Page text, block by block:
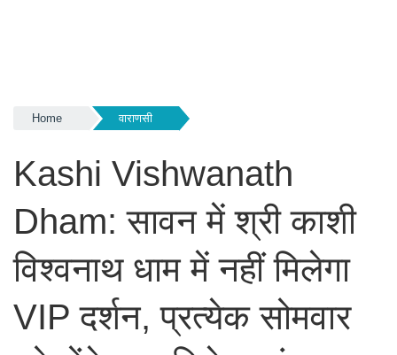
Home वाराणसी
Kashi Vishwanath
Dham: सावन में श्री काशी
विश्वनाथ धाम में नहीं मिलेगा
VIP दर्शन, प्रत्येक सोमवार